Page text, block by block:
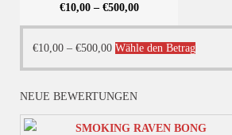
€10,00– €500,00
€10,00 – €500,00 Wähle den BetragDieses
Produkt
Varianten
NEUE BEWERTUNGEN
SMOKING RAVEN BONG